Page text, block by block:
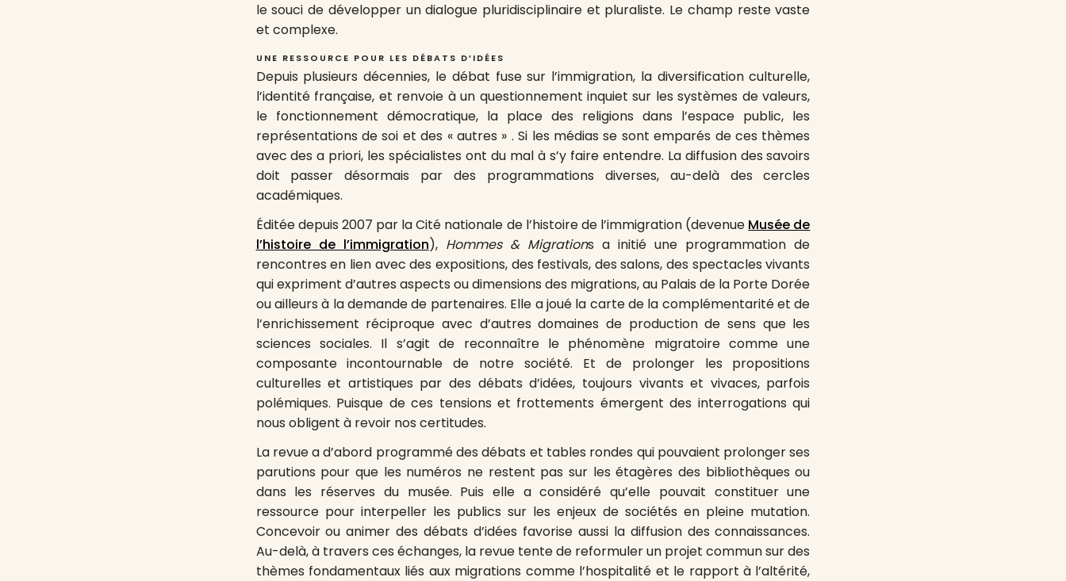
le souci de développer un dialogue pluridisciplinaire et pluraliste. Le champ reste vaste
et complexe.
UNE RESSOURCE POUR LES DÉBATS D’IDÉES
Depuis plusieurs décennies, le débat fuse sur l’immigration, la diversification culturelle,
l’identité française, et renvoie à un questionnement inquiet sur les systèmes de valeurs,
le fonctionnement démocratique, la place des religions dans l’espace public, les
représentations de soi et des « autres » . Si les médias se sont emparés de ces thèmes
avec des a priori, les spécialistes ont du mal à s’y faire entendre. La diffusion des savoirs
doit passer désormais par des programmations diverses, au-delà des cercles
académiques.
Éditée depuis 2007 par la Cité nationale de l’histoire de l’immigration (devenue Musée de
l’histoire de l’immigration), Hommes & Migrations a initié une programmation de
rencontres en lien avec des expositions, des festivals, des salons, des spectacles vivants
qui expriment d’autres aspects ou dimensions des migrations, au Palais de la Porte Dorée
ou ailleurs à la demande de partenaires. Elle a joué la carte de la complémentarité et de
l’enrichissement réciproque avec d’autres domaines de production de sens que les
sciences sociales. Il s’agit de reconnaître le phénomène migratoire comme une
composante incontournable de notre société. Et de prolonger les propositions
culturelles et artistiques par des débats d’idées, toujours vivants et vivaces, parfois
polémiques. Puisque de ces tensions et frottements émergent des interrogations qui
nous obligent à revoir nos certitudes.
La revue a d’abord programmé des débats et tables rondes qui pouvaient prolonger ses
parutions pour que les numéros ne restent pas sur les étagères des bibliothèques ou
dans les réserves du musée. Puis elle a considéré qu’elle pouvait constituer une
ressource pour interpeller les publics sur les enjeux de sociétés en pleine mutation.
Concevoir ou animer des débats d’idées favorise aussi la diffusion des connaissances.
Au-delà, à travers ces échanges, la revue tente de reformuler un projet commun sur des
thèmes fondamentaux liés aux migrations comme l’hospitalité et le rapport à l’altérité,